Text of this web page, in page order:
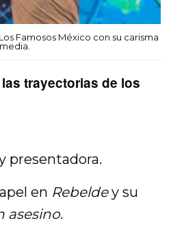
Famosos México con su carisma
trayectorias de los
presentadora.
en Rebeldey su
asesino.